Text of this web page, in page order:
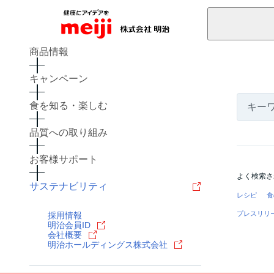
商品情報
キャンペーン
食を知る・楽しむ
品質への取り組み
お客様サポート
サステナビリティ
採用情報
明治会員ID
会社概要
明治ホールディングス株式会社
よく検索
レシピ
プレスリリ